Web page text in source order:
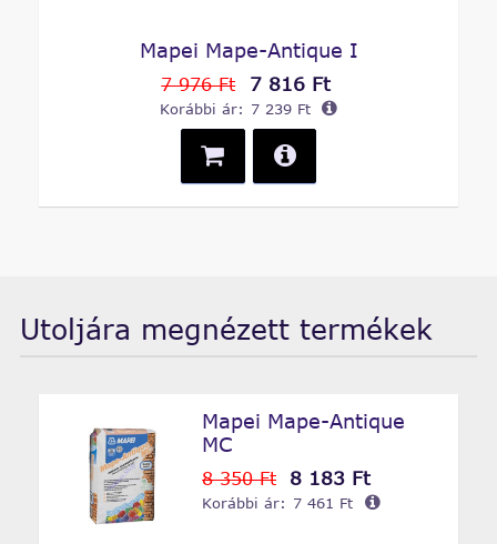
Mapei Mape-Antique I
7 976 Ft 7 816 Ft
Korábbi ár: 7 239 Ft
Utoljára megnézett termékek
Mapei Mape-Antique
MC
8 350 Ft 8 183 Ft
Korábbi ár: 7 461 Ft